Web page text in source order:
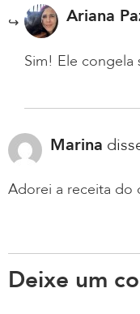
Ariana
Sim! Ele
Marina
Adorei a receita do
Deixe um